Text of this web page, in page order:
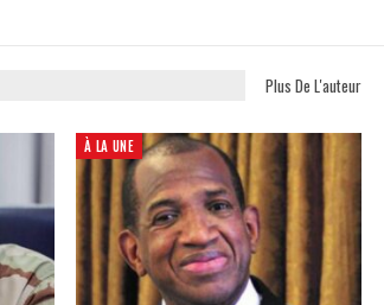
Plus De L'auteur
À LA UNE